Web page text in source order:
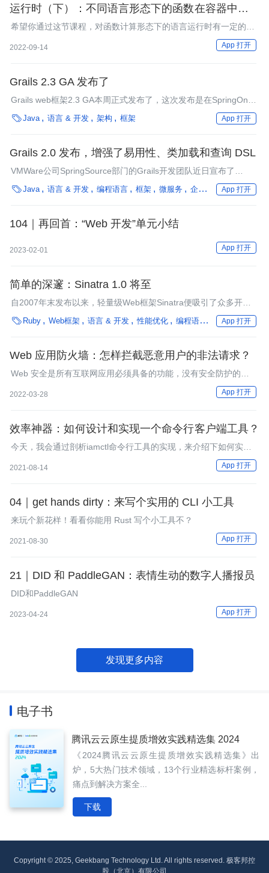
加，推出第二版自然是顺理成章。就这一版的写作风格而言，第一
运行时（下）：不同语言形态下的函数在容器中是如
何执行的？
希望你通过这节课程，对函数计算形态下的语言运行时有一定的了
解，不仅会用，更知道它是如何实现的。在后续遇到问题和开发更
复杂的功能时，能够做到心中有数。
2022-09-14 App 打开
Grails 2.3 GA 发布了
Grails web框架2.3 GA本周正式发布了，这次发布是在SpringOne
2GX大会的进程中宣布的，并且在第二晚的主题演讲中，Grails项
目的带头人Graeme Rocher向公众演示了新版本的部分特性。
Java 语言 & 开发 架构 框架 App 打开
Grails 2.0 发布，增强了易用性、类加载和查询 DSL
VMWare公司SpringSource部门的Grails开发团队近日宣布了
Grails 2.0的发布。本次发布借鉴Roo的控制台（console）改进了
Grails的易用性。Grails中的持久层，GORM通过AST转换（AST
Java 语言 & 开发 编程语言 框架 微服务 企业动态 App 打开
104｜再回首：“Web 开发”单元小结
2023-02-01 App 打开
简单的深邃：Sinatra 1.0 将至
自2007年末发布以来，轻量级Web框架Sinatra便吸引了众多开发
者的目光。现在，在Google中搜索关键字“Sinatra”，第一位便是
Sinatra Web框架，比Frank和Nancy还要多。InfoQ采访了Sinatra
1.0版本的发布日期。
 Ruby Web框架 语言 & 开发 性能优化 编程语言 框架
App 打开
Web 应用防火墙：怎样拦截恶意用户的非法请求？
Web 安全是所有互联网应用必须具备的功能，没有安全防护的应
2022-03-28 App 打开
效率神器：如何设计和实现一个命令行客户端工具？
今天，我会通过剖析iamctl命令行工具的实现，来介绍下如何实现
2021-08-14 App 打开
04｜get hands dirty：来写个实用的 CLI 小工具
来玩个新花样！看看你能用 Rust 写个小工具不？
2021-08-30 App 打开
21｜DID 和 PaddleGAN：表情生动的数字人播报员
DID和PaddleGAN
2023-04-24 App 打开
发现更多内容
电子书
腾讯云云原生提质增效实践精选集 2024
《2024腾讯云云原生提质增效实践精选集》出
炉，5大热门技术领域，13个行业精选标杆案例，
痛点到解决方案全...
下载
Copyright © 2025, Geekbang Technology Ltd. All rights reserved. 极客邦控
股（北京）有限公司